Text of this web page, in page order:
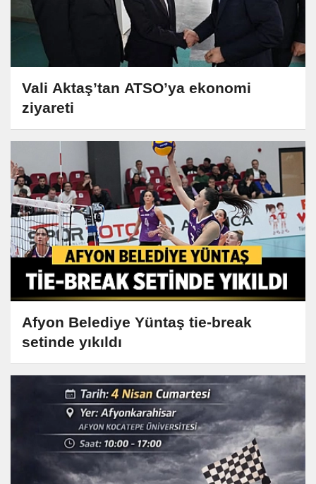
Vali Aktaş’tan ATSO’ya ekonomi
ziyareti
Afyon Belediye Yüntaş tie-break
setinde yıkıldı